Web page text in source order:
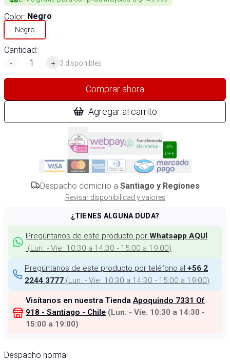
Color: Negro
Negro
Cantidad:
-
+ 3 disponibles
Comprar ahora
Agregar al carrito
4%
OFF
Despacho domicilio a Santiago y Regiones
Revisar disponibilidad y valores
¿TIENES ALGUNA DUDA?
Pregúntanos de este producto por Whatsapp AQUÍ
(Lun. - Vie. 10:30 a 14:30 - 15:00 a 19:00)
Pregúntanos de este producto por teléfono al +56 2
2244 3777 (Lun. - Vie. 10:30 a 14:30 - 15:00 a 19:00)
Visítanos en nuestra Tienda Apoquindo 7331 Of
918 - Santiago - Chile (Lun. - Vie. 10:30 a 14:30 -
15:00 a 19:00)
Despacho normal